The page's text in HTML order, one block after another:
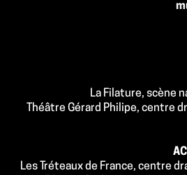
La Filature, scène
Théâtre Gérard Philipe, centre
Les Tréteaux de France, centre